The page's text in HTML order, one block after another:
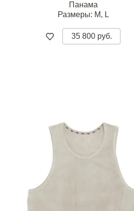
Панама
Размеры: M, L
35 800 руб.